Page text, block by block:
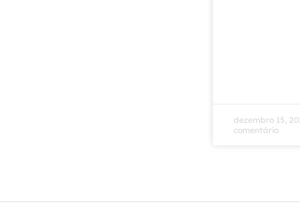
dezembro 15,
comentário